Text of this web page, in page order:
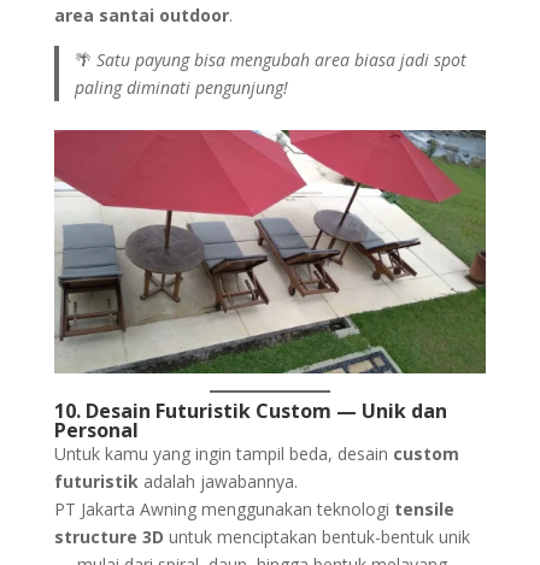
area santai outdoor.
🌴Satu payung bisa mengubah area biasa jadi spot
paling diminati pengunjung!
10. Desain Futuristik Custom — Unik dan
Personal
Untuk kamu yang ingin tampil beda, desain custom
futuristikadalah jawabannya.
PT Jakarta Awning menggunakan teknologi tensile
structure 3D untuk menciptakan bentuk-bentuk unik